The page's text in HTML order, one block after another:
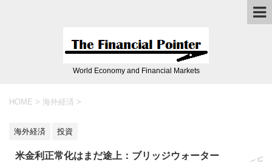
World Economy and Financial Markets
HOME > 海外経済 >
海外経済 投資
米金利正常化はまだ途上：ブリッジウォーター